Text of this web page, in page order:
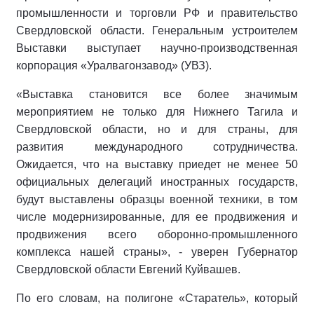
промышленности и торговли РФ и правительство
Свердловской области. Генеральным устроителем
Выставки выступает научно-производственная
корпорация «Уралвагонзавод» (УВЗ).
«Выставка становится все более значимым
мероприятием не только для Нижнего Тагила и
Свердловской области, но и для страны, для
развития международного сотрудничества.
Ожидается, что на выставку приедет не менее 50
официальных делегаций иностранных государств,
будут выставлены образцы военной техники, в том
числе модернизированные, для ее продвижения и
продвижения всего оборонно-промышленного
комплекса нашей страны», - уверен Губернатор
Свердловской области Евгений Куйвашев.
По его словам, на полигоне «Старатель», который